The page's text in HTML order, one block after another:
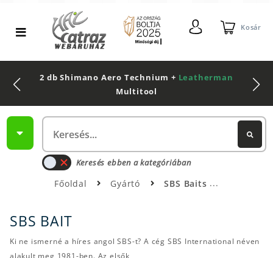
Kosár
2 db Shimano Aero Technium + Leatherman
Multitool
Keresés ebben a kategóriában
Főoldal Gyártó SBS Baits
SBS BAIT
Ki ne ismerné a híres angol SBS-t? A cég SBS International néven
alakult meg 1981-ben. Az elsők